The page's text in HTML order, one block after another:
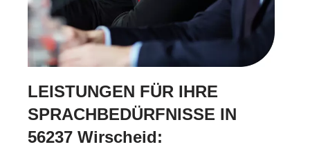
LEISTUNGEN FÜR IHRE
SPRACHBEDÜRFNISSE IN
56237 Wirscheid: